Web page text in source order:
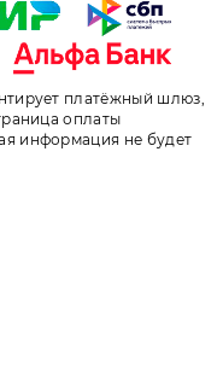
платёжный шлюз,
оплаты
информация не будет